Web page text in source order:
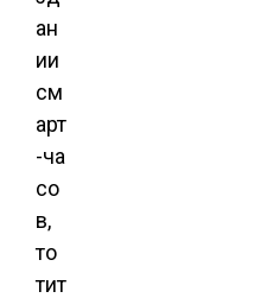
ан
ии
см
арт
-ча
со
в,
то
тит